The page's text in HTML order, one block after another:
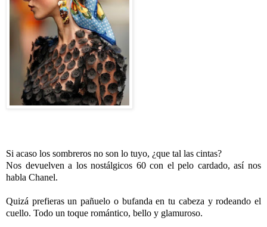
Si acaso los sombreros no son lo tuyo, ¿que tal las cintas?
Nos devuelven a los nostálgicos 60 con el pelo cardado, así nos
habla Chanel.
Quizá prefieras un pañuelo o bufanda en tu cabeza y rodeando el
cuello. Todo un toque romántico, bello y glamuroso.